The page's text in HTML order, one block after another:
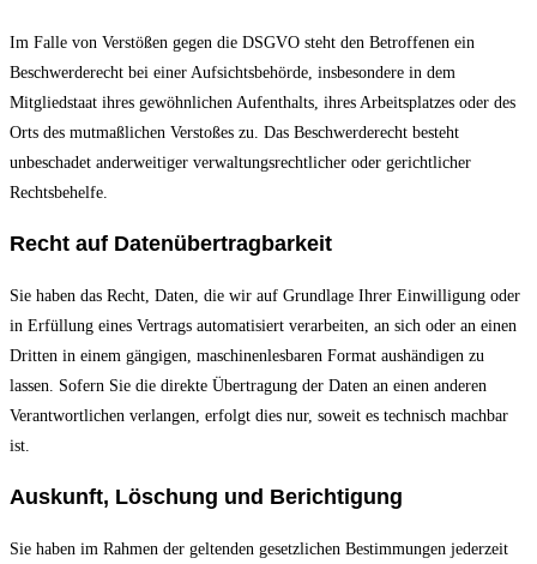
Im Falle von Verstößen gegen die DSGVO steht den Betroffenen ein
Beschwerderecht bei einer Aufsichtsbehörde, insbesondere in dem
Mitgliedstaat ihres gewöhnlichen Aufenthalts, ihres Arbeitsplatzes oder des
Orts des mutmaßlichen Verstoßes zu. Das Beschwerderecht besteht
unbeschadet anderweitiger verwaltungsrechtlicher oder gerichtlicher
Rechtsbehelfe.
Recht auf Datenübertragbarkeit
Sie haben das Recht, Daten, die wir auf Grundlage Ihrer Einwilligung oder
in Erfüllung eines Vertrags automatisiert verarbeiten, an sich oder an einen
Dritten in einem gängigen, maschinenlesbaren Format aushändigen zu
lassen. Sofern Sie die direkte Übertragung der Daten an einen anderen
Verantwortlichen verlangen, erfolgt dies nur, soweit es technisch machbar
ist.
Auskunft, Löschung und Berichtigung
Sie haben im Rahmen der geltenden gesetzlichen Bestimmungen jederzeit